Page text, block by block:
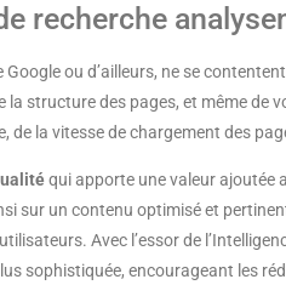
recherche
Google ou d’ailleurs, ne se
la structure des pages, et même de
la vitesse de chargement des
qui apporte une valeur ajoutée
sur un contenu optimisé et
Avec l’essor de
sophistiquée, encourageant les